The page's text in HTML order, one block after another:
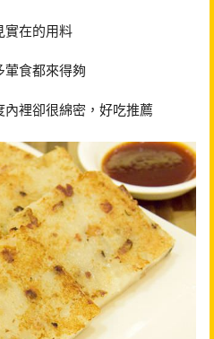
實在的用料
葷食都來得夠
裡卻很綿密，好吃推薦